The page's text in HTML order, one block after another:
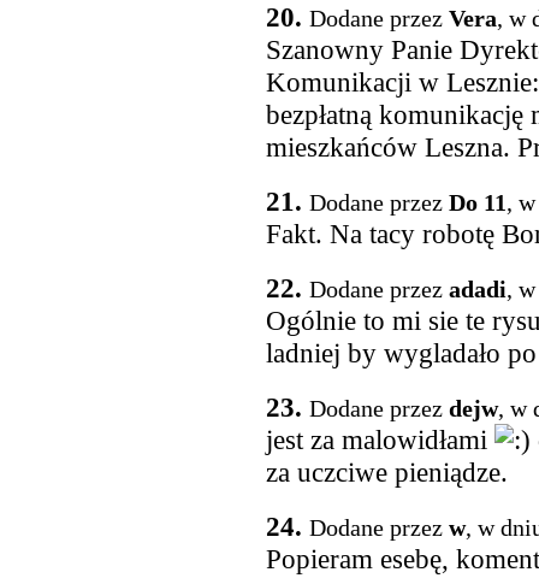
20. Dodane przez Vera, w
Szanowny Panie
Komunikacji w Lesznie:
bezpłatną
mieszkańców Leszna.
21. Dodane przez Do 11,
Fakt. Na tacy robotę
22. Dodane przez adadi,
Ogólnie to mi sie te
ladniej by wygladało
23. Dodane przez dejw, w
jest za malowidłami
za uczciwe pieniądze.
24. Dodane przez w, w
Popieram esebę,